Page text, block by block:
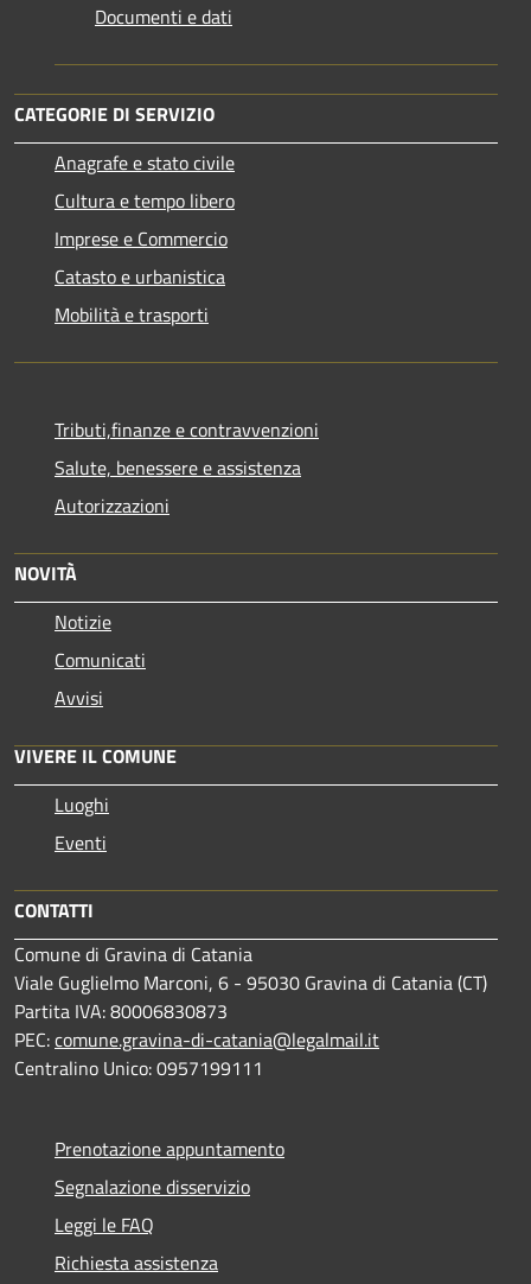
Documenti e dati
CATEGORIE DI SERVIZIO
Anagrafe e stato civile
Cultura e tempo libero
Imprese e Commercio
Catasto e urbanistica
Mobilità e trasporti
Tributi,finanze e contravvenzioni
Salute, benessere e assistenza
Autorizzazioni
NOVITÀ
Notizie
Comunicati
Avvisi
VIVERE IL COMUNE
Luoghi
Eventi
CONTATTI
Comune di Gravina di Catania
Viale Guglielmo Marconi, 6 - 95030 Gravina di Catania (CT)
Partita IVA: 80006830873
PEC:comune.gravina-di-catania@legalmail.it
Centralino Unico: 0957199111
Prenotazione appuntamento
Segnalazione disservizio
Leggi le FAQ
Richiesta assistenza